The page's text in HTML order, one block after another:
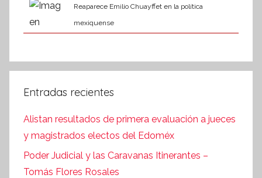
Reaparece Emilio Chuayffet en la política
mexiquense
Entradas recientes
Alistan resultados de primera evaluación a jueces
y magistrados electos del Edoméx
Poder Judicial y las Caravanas Itinerantes –
Tomás Flores Rosales